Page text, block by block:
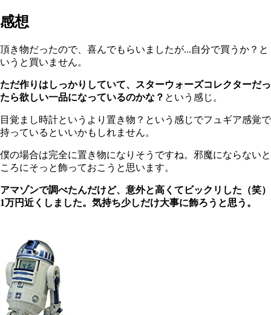
感想
頂き物だったので、喜んでもらいましたが...自分で買うか？と
いうと買いません。
ただ作りはしっかりしていて、スターウォーズコレクターだっ
たら欲しい一品になっているのかな？ という感じ。
目覚まし時計というより置き物？という感じでフュギア感覚で
持っているといいかもしれません。
僕の場合は完全に置き物になりそうですね。邪魔にならないと
ころにそっと飾っておこうと思います。
アマゾンで調べたんだけど、意外と高くてビックリした（笑）
1万円近くしました。気持ち少しだけ大事に飾ろうと思う。